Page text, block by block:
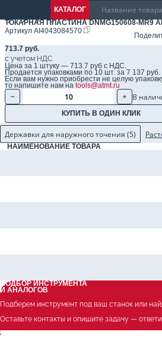
КАТАЛОГ
ТОКАРНАЯ ПЛАСТИНА DNMG150608-MR9
Артикул AI4043084570
713.7 руб.
с учетом НДС
Цена за 1 штуку — 713.7 руб с НДС.
Продается упаковками по 10 шт. за 7 137
Если вам нужно приобрести не целую
то напишите нам на tools@atmt.ru
В
КУПИТЬ В ОДИН КЛИК
Державки для наружного точения (5)
НАИМЕНОВАНИЕ ТОВАРА
ПОДБОР ИНСТРУМЕНТА
И АНАЛОГОВ
Подберем инструмент под ваш станок или
Оставьте контакты и опишите задачу —